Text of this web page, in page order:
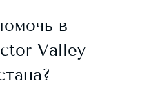
в
Valley